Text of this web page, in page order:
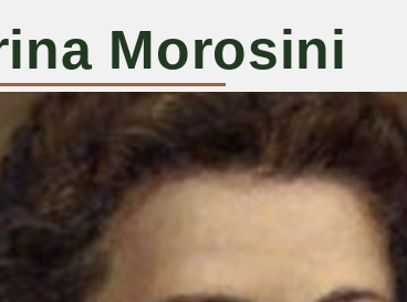
Morosini